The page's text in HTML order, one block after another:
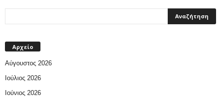
Αρχείο
Αύγουστος 2026
Ιούλιος 2026
Ιούνιος 2026